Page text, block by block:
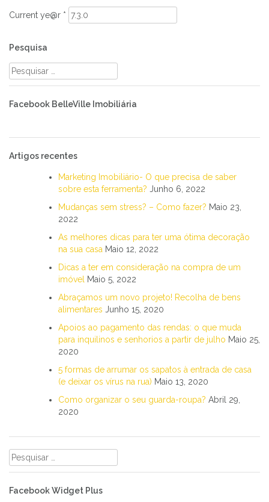
Current ye@r *
Pesquisa
Pesquisar
por:
Facebook BelleVille Imobiliária
Artigos recentes
Marketing Imobiliário- O que precisa de saber
sobre esta ferramenta? Junho 6, 2022
Mudanças sem stress? – Como fazer? Maio 23,
2022
As melhores dicas para ter uma ótima decoração
na sua casa Maio 12, 2022
Dicas a ter em consideração na compra de um
imóvel
Maio 5, 2022
Abraçamos um novo projeto! Recolha de bens
alimentares Junho 15, 2020
Apoios ao pagamento das rendas: o que muda
para inquilinos e senhorios a partir de julho Maio 25,
2020
5 formas de arrumar os sapatos à entrada de casa
(e deixar os vírus na rua) Maio 13, 2020
Como organizar o seu guarda-roupa? Abril 29,
2020
Pesquisar
por:
Facebook Widget Plus